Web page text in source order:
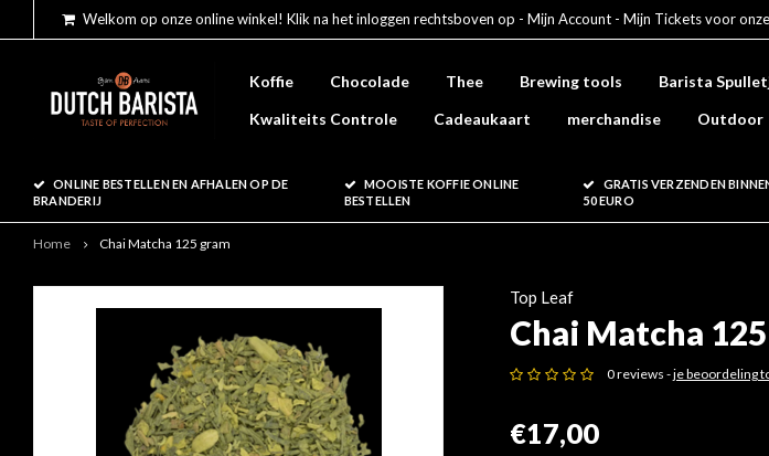
Welkom op onze online winkel! Klik na het inloggen rechtsboven op - Mijn Account - Mijn Tickets voor
Koffie Chocolade Thee Brewing tools Barista
Kwaliteits Controle
Cadeaukaart merchandise Outdoor
ONLINE BESTELLEN EN AFHALEN OP DE
BRANDERIJ
MOOISTE KOFFIE ONLINE
BESTELLEN
GRATIS VERZENDEN
50 EURO
Home Chai Matcha 125 gram
Top Leaf
Chai Matcha
0 reviews -je beoordeling
€17,00